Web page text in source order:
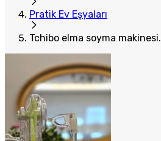
Pratik Ev Eşyaları
Tchibo elma soyma makinesi.